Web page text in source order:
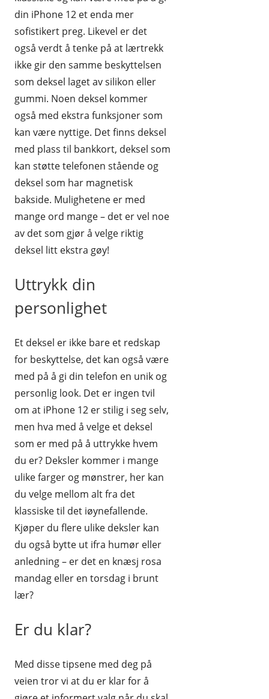
din iPhone 12 et enda mer
sofistikert preg. Likevel er det
også verdt å tenke på at lærtrekk
ikke gir den samme beskyttelsen
som deksel laget av silikon eller
gummi. Noen deksel kommer
også med ekstra funksjoner som
kan være nyttige. Det finns deksel
med plass til bankkort, deksel som
kan støtte telefonen stående og
deksel som har magnetisk
bakside. Mulighetene er med
mange ord mange – det er vel noe
av det som gjør å velge riktig
deksel litt ekstra gøy!
Uttrykk din
personlighet
Et deksel er ikke bare et redskap
for beskyttelse, det kan også være
med på å gi din telefon en unik og
personlig look. Det er ingen tvil
om at iPhone 12 er stilig i seg selv,
men hva med å velge et deksel
som er med på å uttrykke hvem
du er? Deksler kommer i mange
ulike farger og mønstrer, her kan
du velge mellom alt fra det
klassiske til det iøynefallende.
Kjøper du flere ulike deksler kan
du også bytte ut ifra humør eller
anledning – er det en knæsj rosa
mandag eller en torsdag i brunt
lær?
Er du klar?
Med disse tipsene med deg på
veien tror vi at du er klar for å